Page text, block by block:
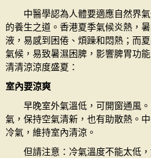
中醫學認為人體要適應自然界
的養生之道。香港夏季氣候炎熱，
液，易感到困倦、煩躁和悶熱；而
氣候，易致暑濕困脾，影響脾胃功
清清涼涼度盛夏：
室內要涼爽
早晚室外氣溫低，可開窗通風
氣，保持空氣清新，也有助散熱。
冷氣，維持室內清涼。
但請注意：冷氣溫度不能太低